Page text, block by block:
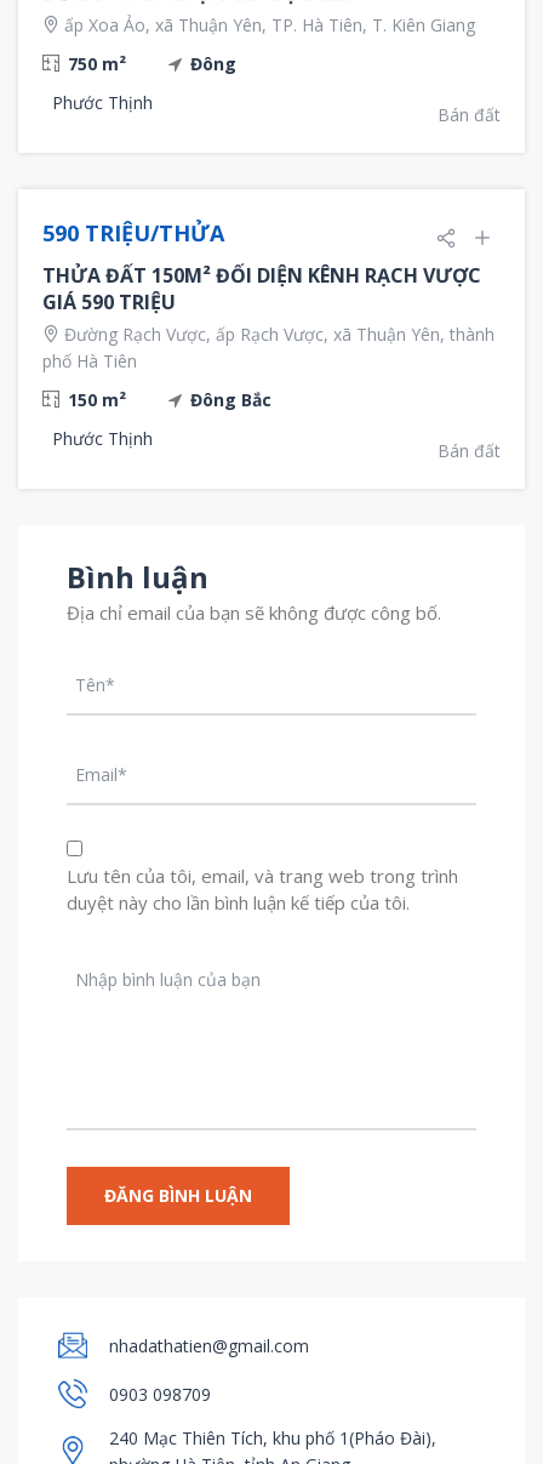
ấp Xoa Ảo, xã Thuận Yên, TP. Hà Tiên, T. Kiên Giang
750 m²
Đông
Phước Thịnh
Bán đất
NỔI BẬT
590 TRIỆU/THỬA
THỬA ĐẤT 150M² ĐỐI DIỆN KÊNH RẠCH VƯỢC
GIÁ 590 TRIỆU
Đường Rạch Vược, ấp Rạch Vược, xã Thuận Yên, thành
phố Hà Tiên
150 m²
Đông Bắc
Phước Thịnh
Bán đất
Bình luận
Địa chỉ email của bạn sẽ không được công bố.
Lưu tên của tôi, email, và trang web trong trình
duyệt này cho lần bình luận kế tiếp của tôi.
nhadathatien@gmail.com
0903 098709
240 Mạc Thiên Tích, khu phố 1(Pháo Đài),